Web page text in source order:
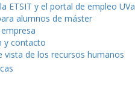
ETSIT y el portal de empleo UVa
alumnos de máster
y contacto
vista de los recursos humanos